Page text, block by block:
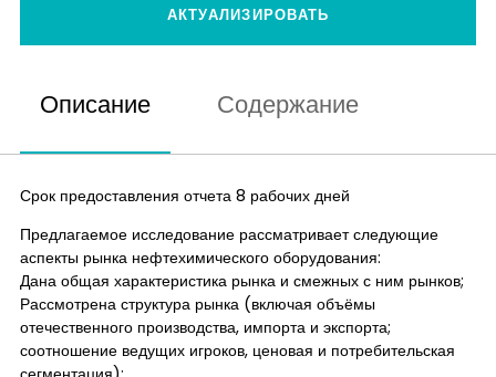
АКТУАЛИЗИРОВАТЬ
Описание Содержание
Срок предоставления отчета 8 рабочих дней
Предлагаемое исследование рассматривает следующие
аспекты рынка нефтехимического оборудования:
Дана общая характеристика рынка и смежных с ним рынков;
Рассмотрена структура рынка (включая объёмы
отечественного производства, импорта и экспорта;
соотношение ведущих игроков, ценовая и потребительская